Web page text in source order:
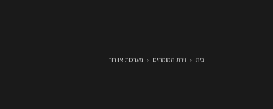
בית זירת המומחים מערכות אוורור